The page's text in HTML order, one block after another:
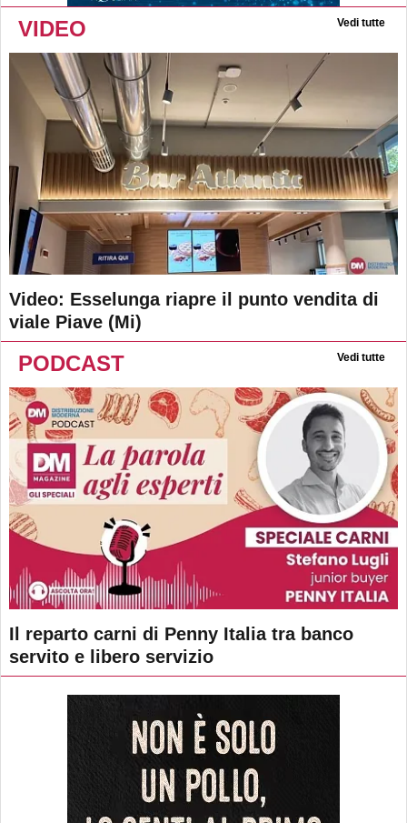
VIDEO Vedi tutte
Video: Esselunga riapre il punto vendita di
viale Piave (Mi)
PODCAST Vedi tutte
Il reparto carni di Penny Italia tra banco
servito e libero servizio